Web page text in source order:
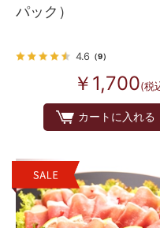
パック）
4.6 （9）
￥1,700(税
カートに入れる